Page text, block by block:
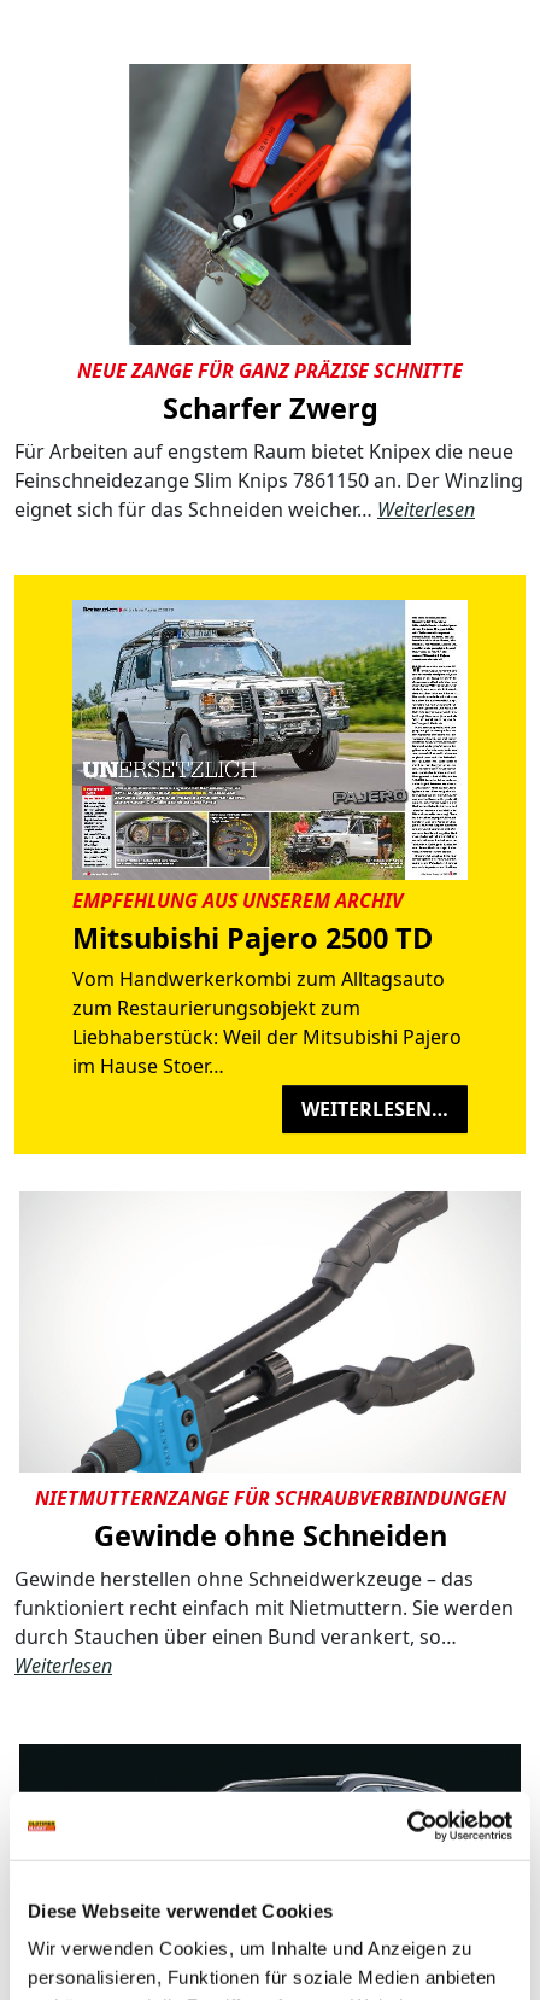
Diese Webseite verwendet Cookies
Wir verwenden Cookies, um Inhalte und Anzeigen zu
personalisieren, Funktionen für soziale Medien anbieten
NEUE ZANGE FÜR GANZ PRÄZISE SCHNITTE
Scharfer Zwerg
Für Arbeiten auf engstem Raum bietet Knipex die neue
Feinschneidezange Slim Knips 7861150 an. Der Winzling
eignet sich für das Schneiden weicher… Weiterlesen
EMPFEHLUNG AUS UNSEREM ARCHIV
Mitsubishi Pajero 2500 TD
Vom Handwerkerkombi zum Alltagsauto
zum Restaurierungsobjekt zum
Liebhaberstück: Weil der Mitsubishi Pajero
im Hause Stoer…
WEITERLESEN…
NIETMUTTERNZANGE FÜR SCHRAUBVERBINDUNGEN
Gewinde ohne Schneiden
Gewinde herstellen ohne Schneidwerkzeuge – das
funktioniert recht einfach mit Nietmuttern. Sie werden
durch Stauchen über einen Bund verankert, so…
Weiterlesen